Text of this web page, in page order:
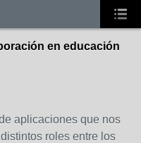
en educación
aplicaciones que nos
roles entre los